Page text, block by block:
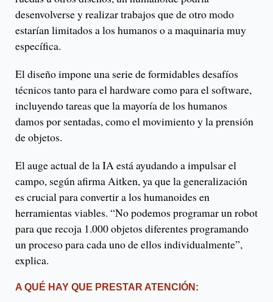
desenvolverse y realizar trabajos que de otro modo
estarían limitados a los humanos o a maquinaria muy
específica.
El diseño impone una serie de formidables desafíos
técnicos tanto para el hardware como para el software,
incluyendo tareas que la mayoría de los humanos
damos por sentadas, como el movimiento y la prensión
de objetos.
El auge actual de la IA está ayudando a impulsar el
campo, según afirma Aitken, ya que la generalización
es crucial para convertir a los humanoides en
herramientas viables. “No podemos programar un robot
para que recoja 1.000 objetos diferentes programando
un proceso para cada uno de ellos individualmente”,
explica.
A QUÉ HAY QUE PRESTAR ATENCIÓN: